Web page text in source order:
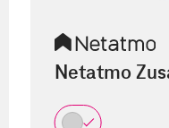
Netatmo